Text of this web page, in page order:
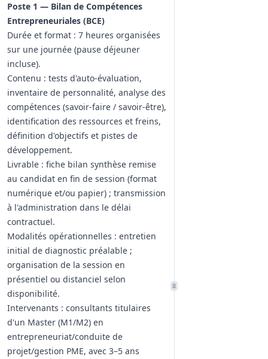
Poste 1 — Bilan de Compétences
Entrepreneuriales (BCE)
Durée et format : 7 heures organisées
sur une journée (pause déjeuner
incluse).
Contenu : tests d'auto‑évaluation,
inventaire de personnalité, analyse des
compétences (savoir‑faire / savoir‑être),
identification des ressources et freins,
définition d'objectifs et pistes de
développement.
Livrable : fiche bilan synthèse remise
au candidat en fin de session (format
numérique et/ou papier) ; transmission
à l'administration dans le délai
contractuel.
Modalités opérationnelles : entretien
initial de diagnostic préalable ;
organisation de la session en
présentiel ou distanciel selon
disponibilité.
Intervenants : consultants titulaires
d'un Master (M1/M2) en
entrepreneuriat/conduite de
projet/gestion PME, avec 3–5 ans